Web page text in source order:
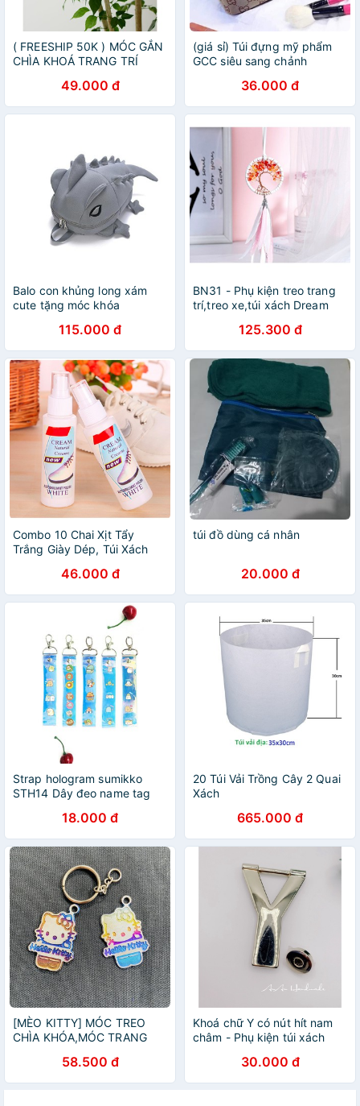
( FREESHIP 50K ) MÓC GẮN
CHÌA KHOÁ TRANG TRÍ
NGỰA ( SIÊU XINH )
49.000 đ
(giá sỉ) Túi đựng mỹ phẩm
GCC siêu sang chảnh
36.000 đ
Balo con khủng long xám
cute tặng móc khóa
115.000 đ
BN31 - Phụ kiện treo trang
trí,treo xe,túi xách Dream
125.300 đ
Combo 10 Chai Xịt Tẩy
Trắng Giày Dép, Túi Xách
46.000 đ
túi đồ dùng cá nhân
20.000 đ
Strap hologram sumikko
STH14 Dây đeo name tag
cute kpop idol hoạt hình
18.000 đ
20 Túi Vải Trồng Cây 2 Quai
Xách
665.000 đ
[MÈO KITTY] MÓC TREO
CHÌA KHÓA,MÓC TRANG
KITTY LẠ MẮT SIÊU CUTE
58.500 đ
Khoá chữ Y có nút hít nam
châm - Phụ kiện túi xách
30.000 đ